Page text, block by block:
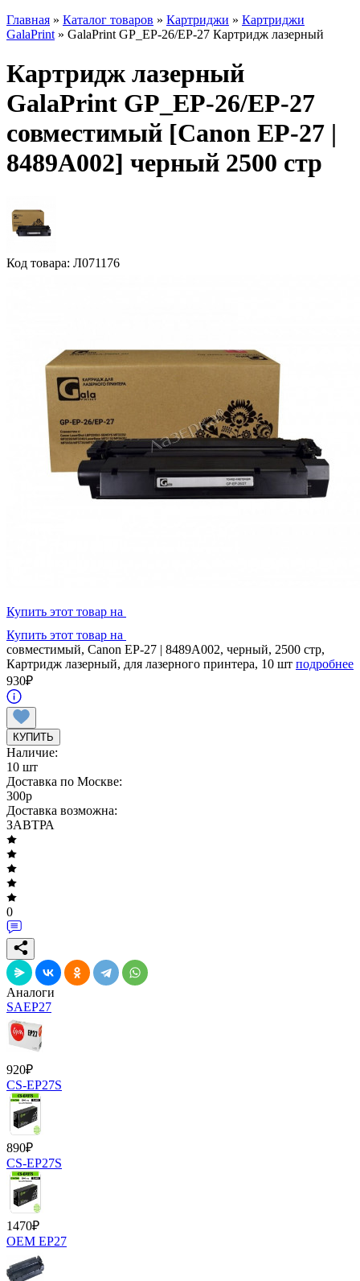
Главная » Каталог товаров » Картриджи » Картриджи
GalaPrint » GalaPrint GP_EP-26/EP-27 Картридж лазерный
Картридж лазерный
GalaPrint GP_EP-26/EP-27
совместимый [Canon EP-27 |
8489A002] черный 2500 стр
Код товара: Л071176
Купить этот товар на
Купить этот товар на
совместимый, Canon EP-27 | 8489A002, черный, 2500 стр,
Картридж лазерный, для лазерного принтера, 10 шт подробнее
930₽
КУПИТЬ
Наличие:
10 шт
Доставка по Москве:
300p
Доставка возможна:
ЗАВТРА
0
Аналоги
SAEP27
920₽
CS-EP27S
890₽
CS-EP27S
1470₽
OEM EP27